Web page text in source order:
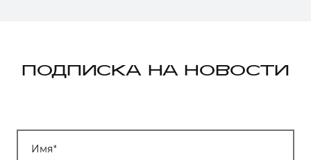
ПОДПИСКА НА НОВОСТИ
Имя